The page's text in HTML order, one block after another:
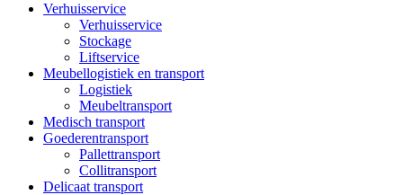
Verhuisservice
Verhuisservice
Stockage
Liftservice
Meubellogistiek en transport
Logistiek
Meubeltransport
Medisch transport
Goederentransport
Pallettransport
Collitransport
Delicaat transport